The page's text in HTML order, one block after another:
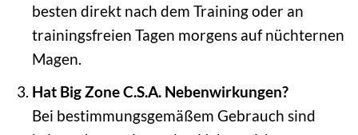
besten direkt nach dem Training oder an
trainingsfreien Tagen morgens auf nüchternen
Magen.
Hat Big Zone C.S.A. Nebenwirkungen?
Bei bestimmungsgemäßem Gebrauch sind